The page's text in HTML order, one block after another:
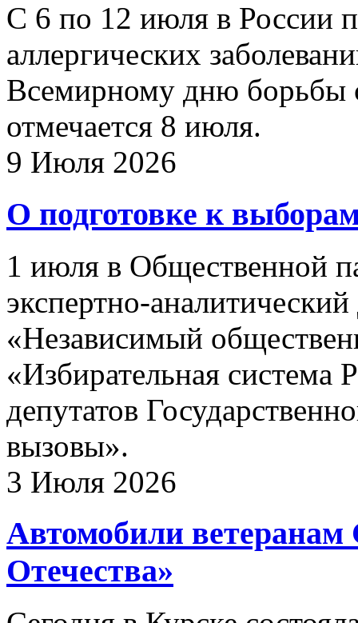
С 6 по 12 июля в России
аллергических
Всемирному дню борьбы
отмечается 8 июля.
9 Июля 2026
О подготовке к
1 июля в Общественной
экспертно-
«Независимый
«Избирательная система
депутатов
вызовы».
3 Июля 2026
Автомобили
Отечества»